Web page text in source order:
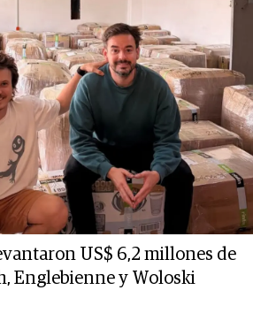
US$ 6,2 millones de
Englebienne y Woloski